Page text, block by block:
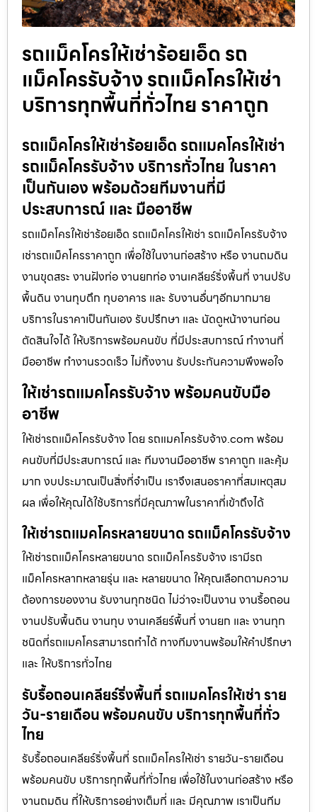
รถแม็คโครให้เช่าร้อยเอ็ด รถ
แม็คโครรับจ้าง รถแม็คโครให้เช่า
บริการทุกพื้นที่ทั่วไทย ราคาถูก
รถแม็คโครให้เช่าร้อยเอ็ด รถแมคโครให้เช่า
รถแม็คโครรับจ้าง บริการทั่วไทย ในราคา
เป็นกันเอง พร้อมด้วยทีมงานที่มี
ประสบการณ์ และ มืออาชีพ
รถแม็คโครให้เช่าร้อยเอ็ด รถแม็คโครให้เช่า รถแม็คโครรับจ้าง
เช่ารถแม็คโครราคาถูก เพื่อใช้ในงานก่อสร้าง หรือ งานถมดิน
งานขุดสระ งานฝังท่อ งานยกท่อ งานเคลียร์ริ่งพื้นที่ งานปรับ
พื้นดิน งานทุบตึก ทุบอาคาร และ รับงานอื่นๆอีกมากมาย
บริการในราคาเป็นกันเอง รับปรึกษา และ นัดดูหน้างานก่อน
ตัดสินใจได้ ให้บริการพร้อมคนขับ ที่มีประสบการณ์ ทำงานที่
มืออาชีพ ทำงานรวดเร็ว ไม่ทิ้งงาน รับประกันความพึงพอใจ
ให้เช่ารถแมคโครรับจ้าง พร้อมคนขับมือ
อาชีพ
ให้เช่ารถแม็คโครรับจ้าง โดย รถแมคโครรับจ้าง.com พร้อม
คนขับที่มีประสบการณ์ และ ทีมงานมืออาชีพ ราคาถูก และคุ้ม
มาก งบประมาณเป็นสิ่งที่จำเป็น เราจึงเสนอราคาที่สมเหตุสม
ผล เพื่อให้คุณได้ใช้บริการที่มีคุณภาพในราคาที่เข้าถึงได้
ให้เช่ารถแมคโครหลายขนาด รถแม็คโครรับจ้าง
ให้เช่ารถแม็คโครหลายขนาด รถแม็คโครรับจ้าง เรามีรถ
แม็คโครหลากหลายรุ่น และ หลายขนาด ให้คุณเลือกตามความ
ต้องการของงาน รับงานทุกชนิด ไม่ว่าจะเป็นงาน งานรื้อถอน
งานปรับพื้นดิน งานทุบ งานเคลียร์พื้นที่ งานยก และ งานทุก
ชนิดที่รถแมคโครสามารถทำได้ ทางทีมงานพร้อมให้คำปรึกษา
และ ให้บริการทั่วไทย
รับรื้อถอนเคลียร์ริ่งพื้นที่ รถแมคโครให้เช่า ราย
วัน-รายเดือน พร้อมคนขับ บริการทุกพื้นที่ทั่ว
ไทย
รับรื้อถอนเคลียร์ริ่งพื้นที่ รถแม็คโครให้เช่า รายวัน-รายเดือน
พร้อมคนขับ บริการทุกพื้นที่ทั่วไทย เพื่อใช้ในงานก่อสร้าง หรือ
งานถมดิน ที่ให้บริการอย่างเต็มที่ และ มีคุณภาพ เราเป็นทีม